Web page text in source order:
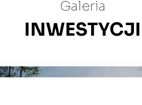
Galeria
INWESTYCJI